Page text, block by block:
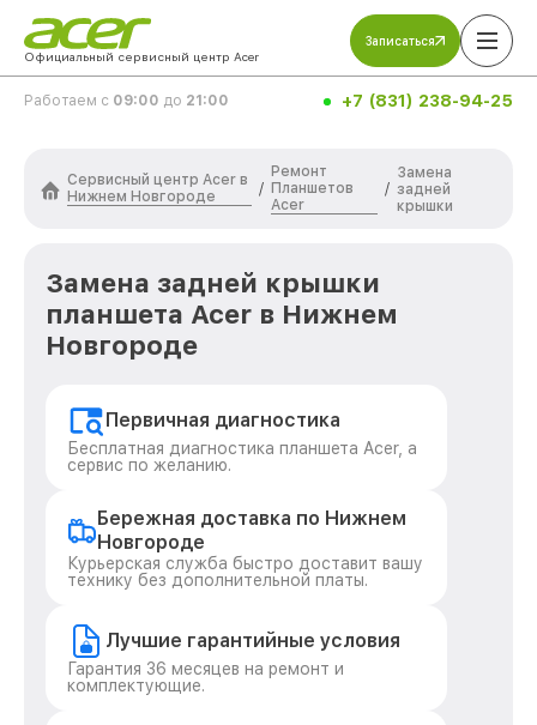
Официальный сервисный центр Acer
Записаться
Работаем с 09:00 до 21:00 +7 (831) 238-94-25
Сервисный центр Acer в
Нижнем Новгороде
/
Ремонт
Планшетов
Acer
/
Замена
задней
крышки
Замена задней крышки
планшета Acer в Нижнем
Новгороде
Первичная диагностика
Бесплатная диагностика планшета Acer, а
сервис по желанию.
Бережная доставка по Нижнем
Новгороде
Курьерская служба быстро доставит вашу
технику без дополнительной платы.
Лучшие гарантийные условия
Гарантия 36 месяцев на ремонт и
комплектующие.